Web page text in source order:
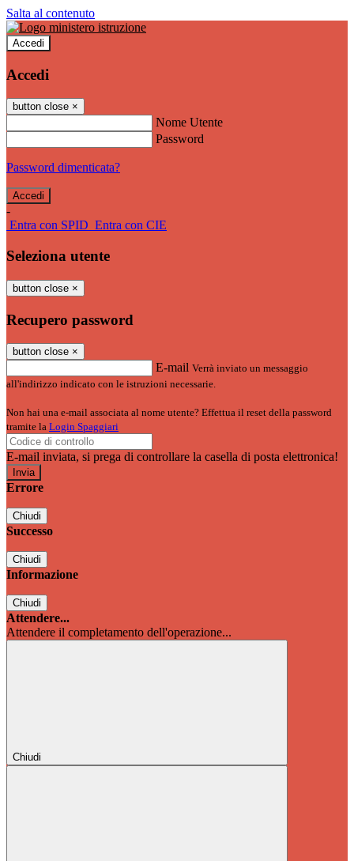
Salta al contenuto
Accedi
Accedi
button close ×
Nome Utente
Password
Password dimenticata?
-
Entra con SPID Entra con CIE
Seleziona utente
button close ×
Recupero password
button close ×
E-mail Verrà inviato un messaggio
all'indirizzo indicato con le istruzioni necessarie.
Non hai una e-mail associata al nome utente? Effettua il reset della password
tramite la Login Spaggiari
E-mail inviata, si prega di controllare la casella di posta elettronica!
Errore
Chiudi
Successo
Chiudi
Informazione
Chiudi
Attendere...
Attendere il completamento dell'operazione...
Chiudi